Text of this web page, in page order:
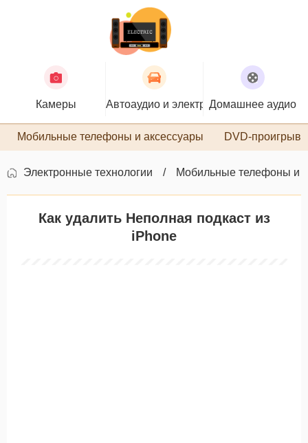
Камеры Автоаудио и электроникаДомашнее аудио
Мобильные телефоны и аксессуары DVD-
Электронные технологии Мобильные телефоны и
Как удалить Неполная подкаст из
iPhone